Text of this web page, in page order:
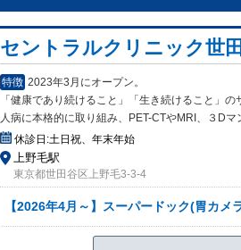
セントラルクリニック世
特徴 2023年3月にオープン。
「健康であり続けること」「生き続けること」
人病に本格的に取り組み、PET-CTやMRI、３Dマ
休診日:土日祝、年末年始
上野毛駅
東京都世田谷区上野毛3-3-4
【2026年4月～】スーパードック(胃カメ